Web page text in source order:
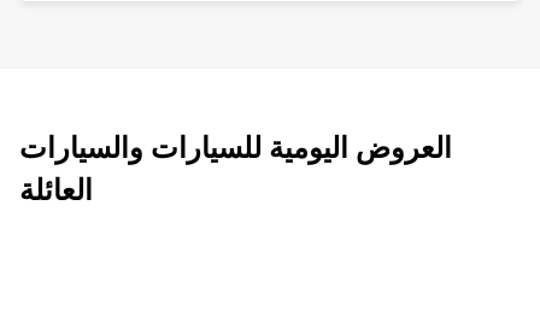
العروض اليومية للسيارات والسيارات
العائلة